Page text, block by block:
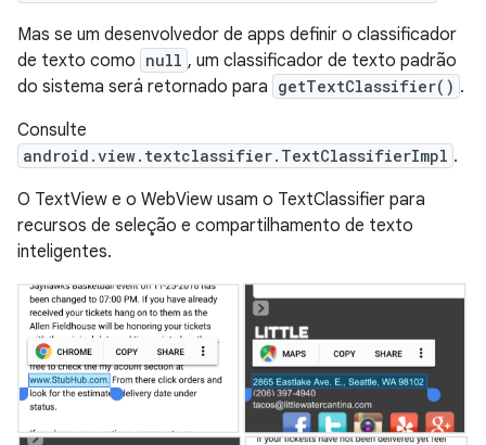
Mas se um desenvolvedor de apps definir o classificador
de texto como null , um classificador de texto padrão
do sistema será retornado para getTextClassifier() .
Consulte
android.view.textclassifier.TextClassifierImpl .
O TextView e o WebView usam o TextClassifier para
recursos de seleção e compartilhamento de texto
inteligentes.